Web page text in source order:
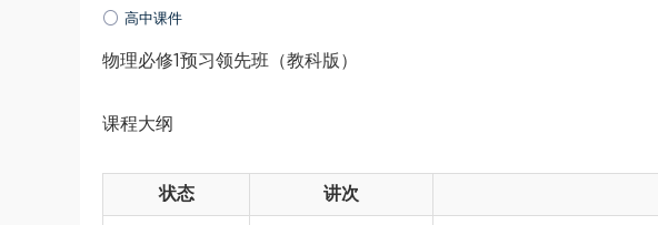
高中课件
物理必修1预习领先班（教科版）
课程大纲
状态 讲次